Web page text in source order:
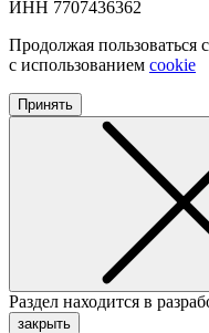
ИНН 7707436362
Продолжая пользоваться
с использованием cookie
Принять
Раздел находится в
закрыть